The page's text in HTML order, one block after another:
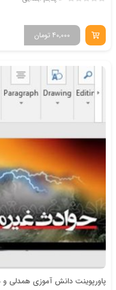
تومان40,000
پاورپوینت دانش آموزی همدلی